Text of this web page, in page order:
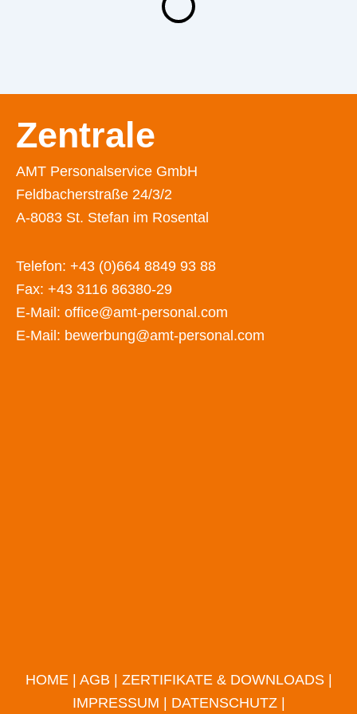
Zentrale
AMT Personalservice GmbH
Feldbacherstraße 24/3/2
A-8083 St. Stefan im Rosental
Telefon: +43 (0)664 8849 93 88
Fax: +43 3116 86380-29
E-Mail: office@amt-personal.com
E-Mail: bewerbung@amt-personal.com
HOME| AGB ZERTIFIKATE & DOWNLOADS|
IMPRESSUM
DATENSCHUTZ|